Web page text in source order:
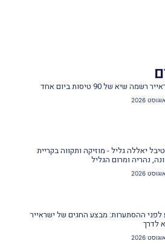
רשמה שיא של 90 טיסות ביום אחד
יאללה גליל - מוזיקה ותקווה בקריית
נהריה ומרום הגליל
לפני ההסתערות: מבצע החגים של ישראייר
לדרך